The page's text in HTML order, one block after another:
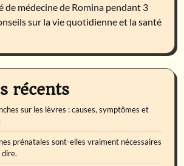
de médecine de Romina pendant 3
sur la vie quotidienne et la santé
récents
sur les lèvres : causes, symptômes et
prénatales sont-elles vraiment nécessaires
dire.